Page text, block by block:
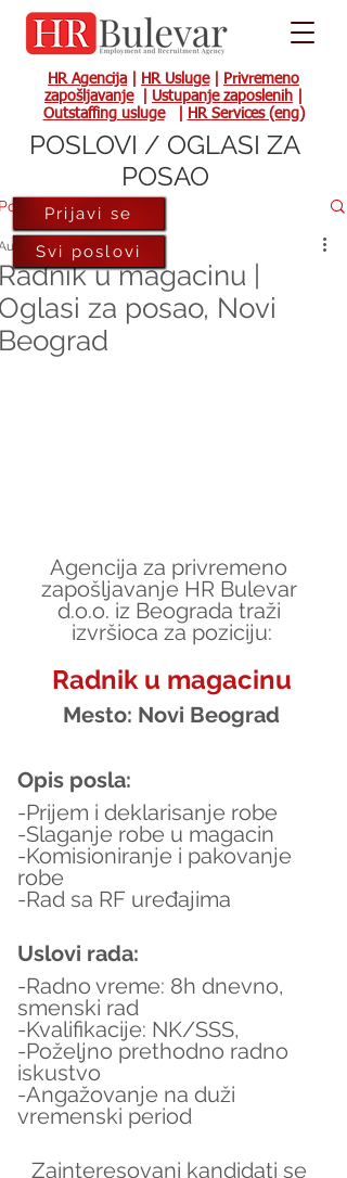
HR Agencija HR Usluge|
Privremeno
zapošljavanje| Ustupanje zaposlenih
Outstaffing usluge| HR Services (eng)
u magacinu |
za posao, Novi
11, 2022
Agencija za privremeno
zapošljavanje HR Bulevar
d.o.o. iz Beograda traži
izvršioca za poziciju:
Radnik u magacinu
Mesto: Novi Beograd
Opis posla:
-Prijem i deklarisanje robe
-Slaganje robe u magacin
-Komisioniranje i pakovanje
robe
-Rad sa RF uređajima
Uslovi rada:
-Radno vreme: 8h dnevno,
smenski rad
-Kvalifikacije: NK/SSS,
-Poželjno prethodno radno
iskustvo
-Angažovanje na duži
vremenski period
Zainteresovani kandidati se
Prijavi se
Svi poslovi
POSLOVI / OGLASI ZA
POSAO